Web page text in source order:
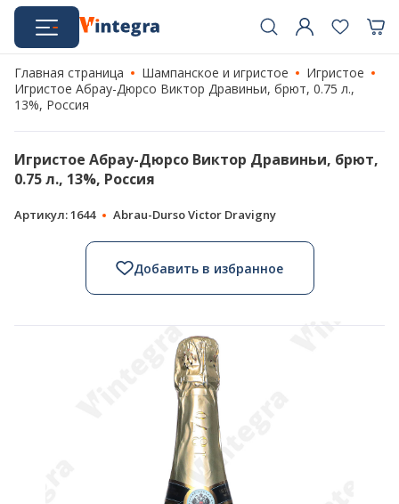
Главная страница Шампанское и игристое
Игристое
Игристое Абрау-Дюрсо Виктор Дравиньи, брют, 0.75 л.,
13%, Россия
Игристое Абрау-Дюрсо Виктор Дравиньи, брют,
0.75 л., 13%, Россия
Артикул: 1644 Abrau-Durso Victor Dravigny
Добавить в избранное